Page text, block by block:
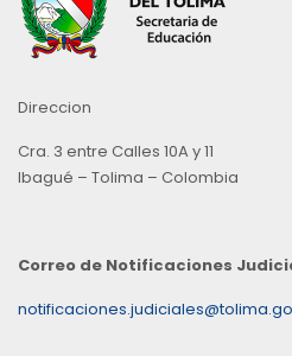
Direccion
Cra. 3 entre Calles 10A y 11
Ibagué – Tolima – Colombia
Correo de Notificaciones